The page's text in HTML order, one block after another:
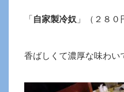
「 自家製冷奴 」（２８０
香ばしくて濃厚な味わい